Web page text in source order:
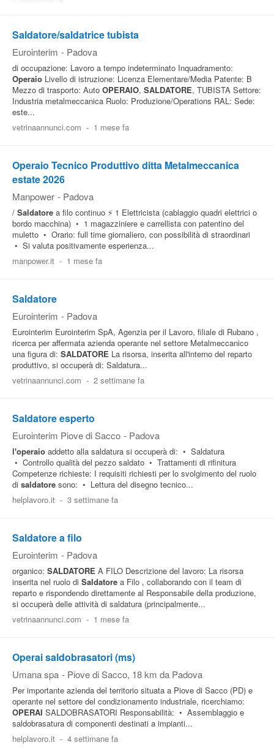
Saldatore/saldatrice tubista
Eurointerim - Padova
di occupazione: Lavoro a tempo indeterminato Inquadramento:
Operaio Livello di istruzione: Licenza Elementare/Media Patente: B
Mezzo di trasporto: Auto OPERAIO, SALDATORE, TUBISTA Settore:
Industria metalmeccanica Ruolo: Produzione/Operations RAL: Sede:
este...
vetrinaannunci.com - 1 mese fa
Operaio Tecnico Produttivo ditta Metalmeccanica
estate 2026
Manpower - Padova
/ Saldatore a filo continuo ⚡ 1 Elettricista (cablaggio quadri elettrici o
bordo macchina) • 1 magazziniere e carrellista con patentino del
muletto • Orario: full time giornaliero, con possibilità di straordinari
• Si valuta positivamente esperienza...
manpower.it - 1 mese fa
Saldatore
Eurointerim - Padova
Eurointerim Eurointerim SpA, Agenzia per il Lavoro, filiale di Rubano ,
ricerca per affermata azienda operante nel settore Metalmeccanico
una figura di: SALDATORE La risorsa, inserita all'interno del reparto
produttivo, si occuperà di: Saldatura...
vetrinaannunci.com - 2 settimane fa
Saldatore esperto
Eurointerim Piove di Sacco - Padova
l'operaio addetto alla saldatura si occuperà di: • Saldatura
• Controllo qualità del pezzo saldato • Trattamenti di rifinitura
Competenze richieste: I requisiti richiesti per lo svolgimento del ruolo
di saldatore sono: • Lettura del disegno tecnico...
helplavoro.it - 3 settimane fa
Saldatore a filo
Eurointerim - Padova
organico: SALDATORE A FILO Descrizione del lavoro: La risorsa
inserita nel ruolo di Saldatore a Filo , collaborando con il team di
reparto e rispondendo direttamente al Responsabile della produzione,
si occuperà delle attività di saldatura (principalmente...
vetrinaannunci.com - 1 mese fa
Operai saldobrasatori (ms)
Umana spa - Piove di Sacco, 18 km da Padova
Per importante azienda del territorio situata a Piove di Sacco (PD) e
operante nel settore del condizionamento industriale, ricerchiamo:
OPERAI SALDOBRASATORI Responsabilità: • Assemblaggio e
saldobrasatura di componenti destinati a impianti...
helplavoro.it - 4 settimane fa